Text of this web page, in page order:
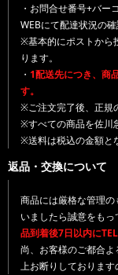
・お問合せ番号+バー
WEBにて配達状況の確
※基本的にポストから
ります。
・ 1配送先につき、商
す。
※ご注文完了後、正規
※すべての商品を佐川
※送料は税込の金額と
返品・交換について
商品には厳格な管理
いましたら誠意をもっ
品到着後7日以内に
尚、お客様のご都合
上お断りしております